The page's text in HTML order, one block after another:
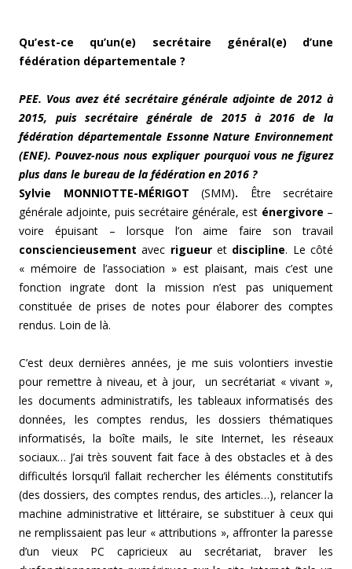
Qu’est-ce qu’un(e) secrétaire général(e) d’une
fédération départementale ?
PEE. Vous avez été secrétaire générale adjointe de 2012 à
2015, puis secrétaire générale de 2015 à 2016 de la
fédération départementale Essonne Nature Environnement
(ENE). Pouvez-nous nous expliquer pourquoi vous ne figurez
plus dans le bureau de la fédération en 2016 ?
Sylvie MONNIOTTE-MÉRIGOT (SMM). Être secrétaire
générale adjointe, puis secrétaire générale, est énergivore –
voire épuisant – lorsque l’on aime faire son travail
consciencieusement avec rigueuret discipline. Le côté
« mémoire de l’association » est plaisant, mais c’est une
fonction ingrate dont la mission n’est pas uniquement
constituée de prises de notes pour élaborer des comptes
rendus. Loin de là.
C’est deux dernières années, je me suis volontiers investie
pour remettre à niveau, et à jour, un secrétariat « vivant »,
les documents administratifs, les tableaux informatisés des
données, les comptes rendus, les dossiers thématiques
informatisés, la boîte mails, le site Internet, les réseaux
sociaux… J’ai très souvent fait face à des obstacles et à des
difficultés lorsqu’il fallait rechercher les éléments constitutifs
(des dossiers, des comptes rendus, des articles…), relancer la
machine administrative et littéraire, se substituer à ceux qui
ne remplissaient pas leur « attributions », affronter la paresse
d’un vieux PC capricieux au secrétariat, braver les